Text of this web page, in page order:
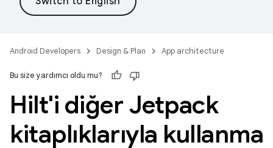
Android Developers Design & Plan App architecture
Bu size yardımcı oldu mu?
Hilt'i diğer Jetpack
kitaplıklarıyla kullanma